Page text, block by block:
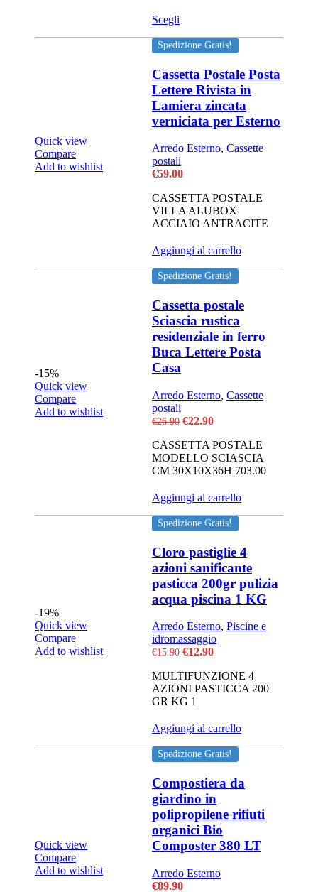
Scegli
ha
più
varianti.
Le
opzioni
possono
essere
nella
pagina
del
Quick view
Compare
Add to wishlist
Spedizione Gratis!
Cassetta Postale Posta
Lettere Rivista in
Lamiera zincata
verniciata per Esterno
Arredo Esterno, Cassette
postali
€59.00
CASSETTA POSTALE
VILLA ALUBOX
ACCIAIO ANTRACITE
Aggiungi al carrello
-15%
Quick view
Compare
Add to wishlist
Spedizione Gratis!
Cassetta postale
Sciascia rustica
residenziale in ferro
Buca Lettere Posta
Casa
Arredo Esterno, Cassette
postali
€26.90 Il
originale
era:
€26.90.
€22.90Il
attuale
è:
€22.90.
CASSETTA POSTALE
MODELLO SCIASCIA
CM 30X10X36H 703.00
Aggiungi al carrello
-19%
Quick view
Compare
Add to wishlist
Spedizione Gratis!
Cloro pastiglie 4
azioni sanificante
pasticca 200gr pulizia
acqua piscina 1 KG
Arredo Esterno, Piscine e
idromassaggio
€15.90 Il
originale
era:
€15.90.
€12.90Il
attuale
è:
MULTIFUNZIONE 4
AZIONI PASTICCA 200
GR KG 1
Aggiungi al carrello
Quick view
Compare
Add to wishlist
Spedizione Gratis!
Compostiera da
giardino in
polipropilene rifiuti
organici Bio
Composter 380 LT
Arredo Esterno
€89.90